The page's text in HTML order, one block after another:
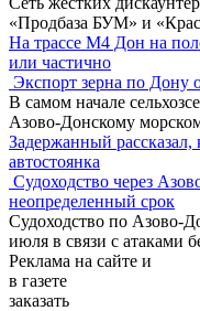
«Продбаза БУМ» и
На трассе М4 Дон на
или частично
Экспорт зерна по Дону
В самом начале
Азово-Донскому
Задержанный рассказал,
автостоянка
Судоходство через
неопределенный срок
Судоходство по Азово-
июля в связи с атаками
Реклама на сайте и
в газете
заказать